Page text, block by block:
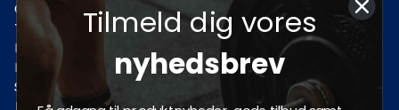
Onsdag:
10:00 – 17:30
Torsdag:
10:00 – 17:30
Fredag:
Lørdag:
10:00 – 14:00
Søndag: Lukket
Tilmeld dig vores
nyhedsbrev